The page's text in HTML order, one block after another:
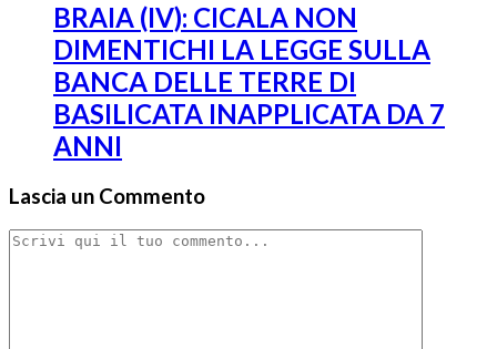
BRAIA (IV): CICALA NON
DIMENTICHI LA LEGGE SULLA
BANCA DELLE TERRE DI
BASILICATA INAPPLICATA DA 7
ANNI
Lascia un Commento